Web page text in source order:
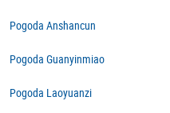
Pogoda Anshancun
Pogoda Guanyinmiao
Pogoda Laoyuanzi